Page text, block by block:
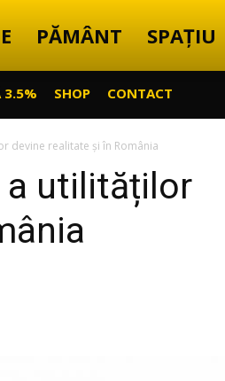
PĂMÂNT SPAȚIU
3.5% SHOP CONTACT
devine realitate și în România
a utilităților